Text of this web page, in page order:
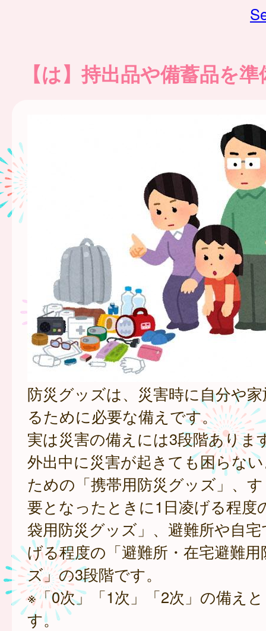
【は】持出品や備蓄品を
防災グッズは、災害時に自分や
るために必要な備えです。
実は災害の備えには3段階ありま
外出中に災害が起きても困らな
ための「携帯用防災グッズ」、
要となったときに1日凌げる程度
袋用防災グッズ」、避難所や自
げる程度の「避難所・在宅避難
ズ」の3段階です。
※「0次」「1次」「2次」の備え
す。